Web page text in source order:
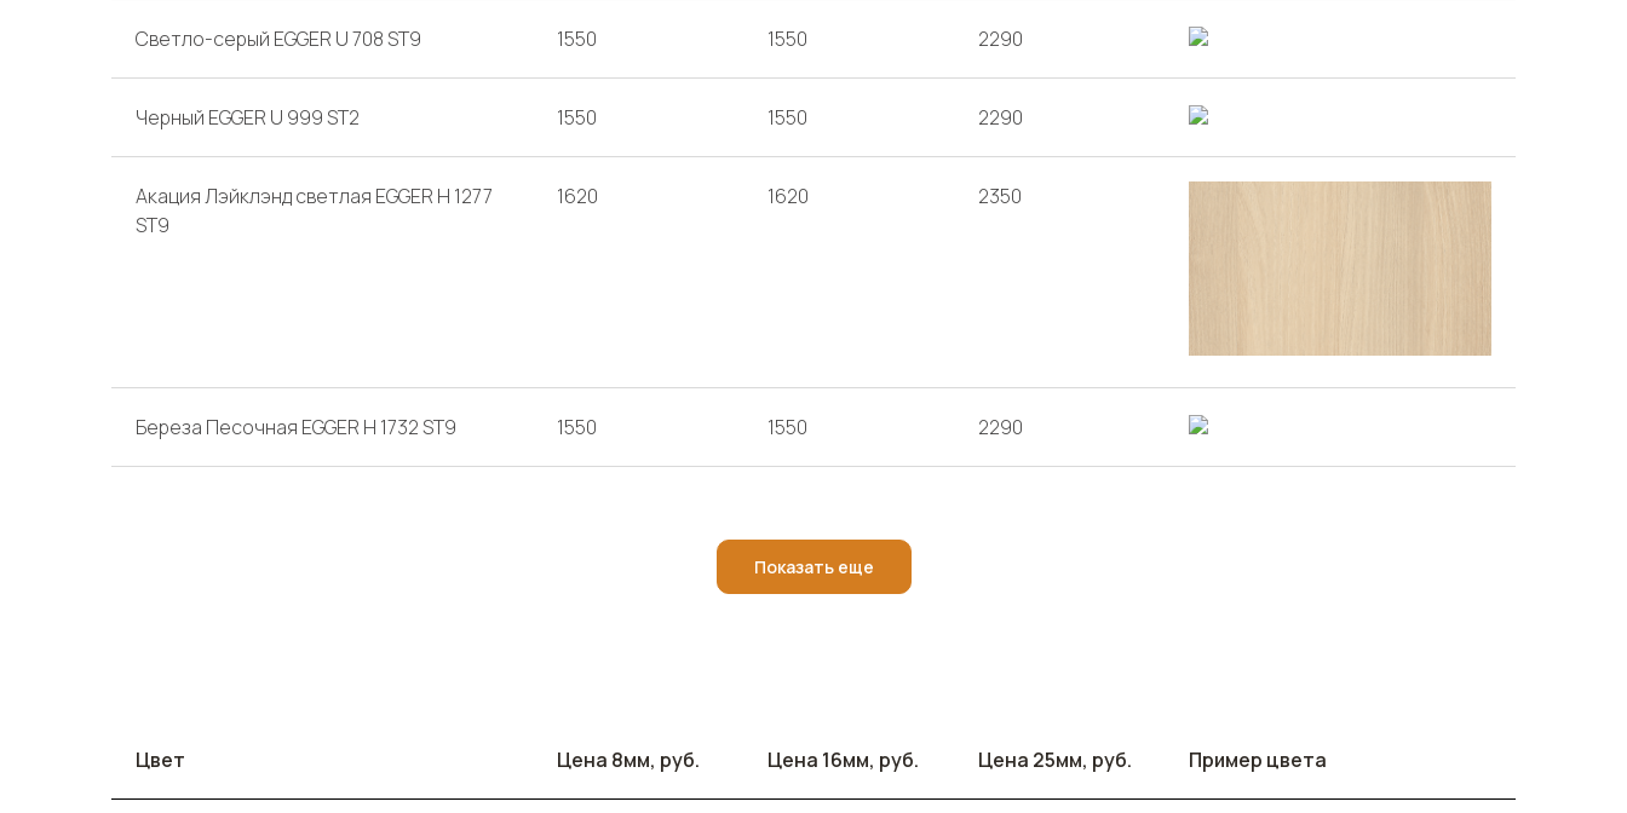
Светло-серый EGGER U 708 ST9 1550 1550 2290
Черный EGGER U 999 ST2 1550 1550 2290
Акация Лэйклэнд светлая EGGER H 1277
ST9
1620 1620 2350
Береза Песочная EGGER H 1732 ST9 1550 1550 2290
Показать еще
Цвет Цена 8мм, руб. Цена 16мм, руб. Цена 25мм, руб. Пример цвета